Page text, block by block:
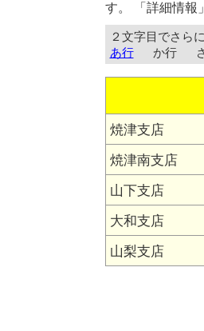
す。 「詳細情報
２文字目でさら
あ行 か行
焼津支店
焼津南支店
山下支店
大和支店
山梨支店